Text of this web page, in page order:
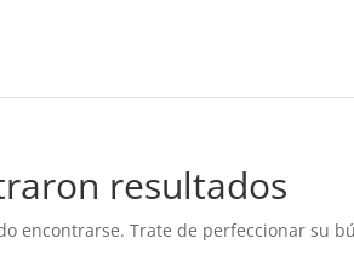
resultados
encontrarse. Trate de perfeccionar su